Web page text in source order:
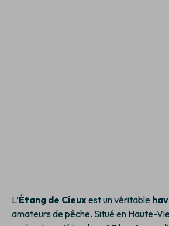
L’Étang de Cieux est un véritable
amateurs de pêche. Situé en Haute-